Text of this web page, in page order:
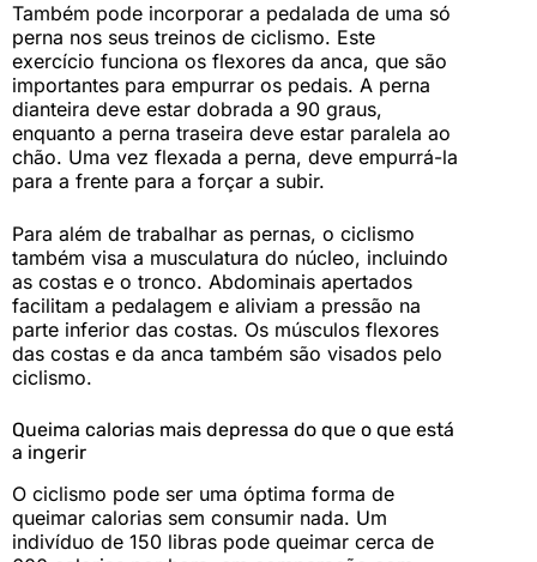
Também pode incorporar a pedalada de uma só
perna nos seus treinos de ciclismo. Este
exercício funciona os flexores da anca, que são
importantes para empurrar os pedais. A perna
dianteira deve estar dobrada a 90 graus,
enquanto a perna traseira deve estar paralela ao
chão. Uma vez flexada a perna, deve empurrá-la
para a frente para a forçar a subir.
Para além de trabalhar as pernas, o ciclismo
também visa a musculatura do núcleo, incluindo
as costas e o tronco. Abdominais apertados
facilitam a pedalagem e aliviam a pressão na
parte inferior das costas. Os músculos flexores
das costas e da anca também são visados pelo
ciclismo.
Queima calorias mais depressa do que o que está
a ingerir
O ciclismo pode ser uma óptima forma de
queimar calorias sem consumir nada. Um
indivíduo de 150 libras pode queimar cerca de